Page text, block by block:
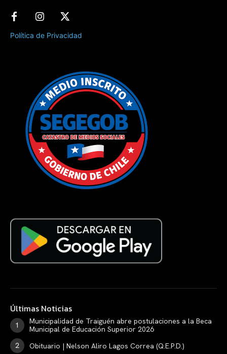
Política de Privacidad
Últimas Noticias
Municipalidad de Traiguén abre postulaciones a la Beca
Municipal de Educación Superior 2026
Obituario | Nelson Aliro Lagos Correa (Q.E.P.D.)